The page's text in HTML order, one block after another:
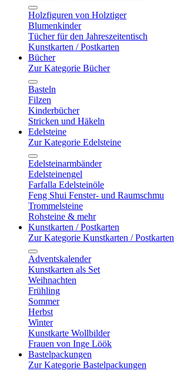
Holzfiguren von Holztiger
Blumenkinder
Tücher für den Jahreszeitentisch
Kunstkarten / Postkarten
Bücher
Zur Kategorie Bücher
Basteln
Filzen
Kinderbücher
Stricken und Häkeln
Edelsteine
Zur Kategorie Edelsteine
Edelsteinarmbänder
Edelsteinengel
Farfalla Edelsteinöle
Feng Shui Fenster- und Raumschmu
Trommelsteine
Rohsteine & mehr
Kunstkarten / Postkarten
Zur Kategorie Kunstkarten / Postkarten
Adventskalender
Kunstkarten als Set
Weihnachten
Frühling
Sommer
Herbst
Winter
Kunstkarte Wollbilder
Frauen von Inge Löök
Bastelpackungen
Zur Kategorie Bastelpackungen